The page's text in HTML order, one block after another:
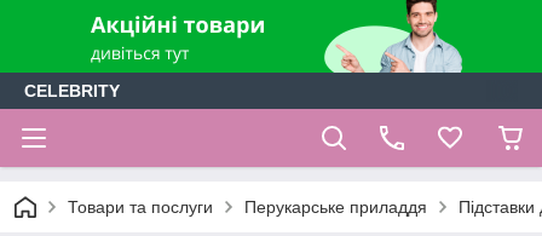
CELEBRITY
Товари та послуги Перукарське приладдя